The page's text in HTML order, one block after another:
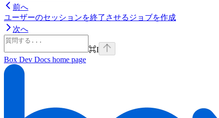
前へ
ユーザーのセッションを終了させるジョブを作成
次へ
⌘I
Box Dev Docs home page